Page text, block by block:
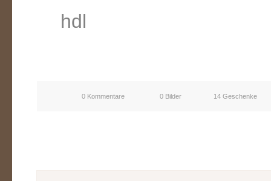
hdl
0 Kommentare 0 Bilder 14 Geschenke